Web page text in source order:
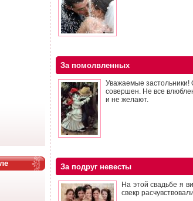
За помолвленных
Уважаемые застольники!
совершен. Не все
и не желают.
За подруг невесты
На этой свадьбе я
свекр